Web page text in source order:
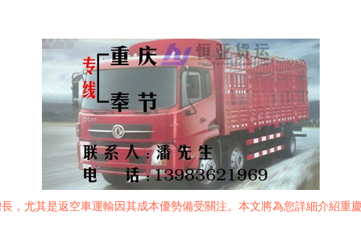
，尤其是返空車運輸因其成本優勢備受關注。本文將為您詳細介紹重